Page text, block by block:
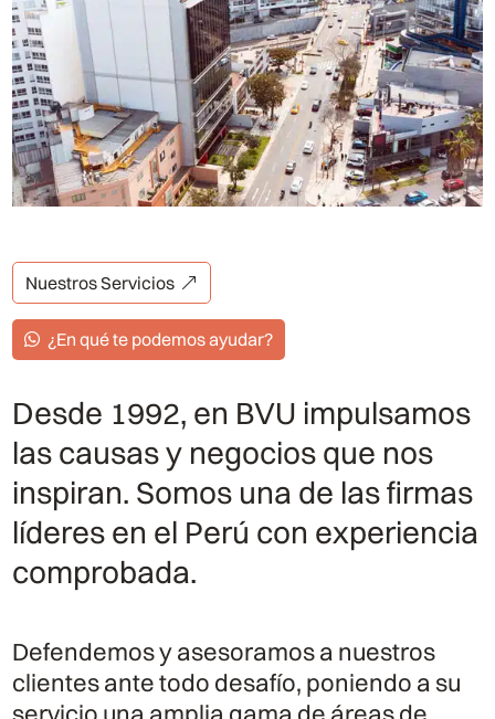
Nuestros Servicios
¿En qué te podemos ayudar?
Desde 1992, en BVU impulsamos
las causas y negocios que nos
inspiran. Somos una de las firmas
líderes en el Perú con experiencia
comprobada.
Defendemos y asesoramos a nuestros
clientes ante todo desafío, poniendo a su